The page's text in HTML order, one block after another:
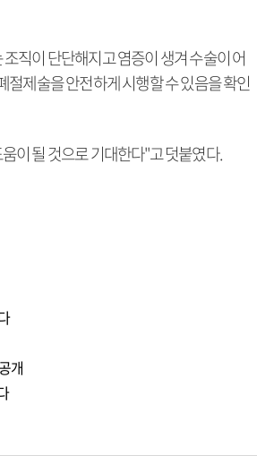
직이 단단해지고 염증이 생겨 수술이 어
제술을 안전하게 시행할 수 있음을 확인
이 될 것으로 기대한다"고 덧붙였다.
개